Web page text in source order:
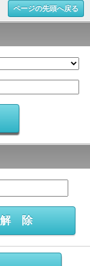
ページの先頭へ戻る